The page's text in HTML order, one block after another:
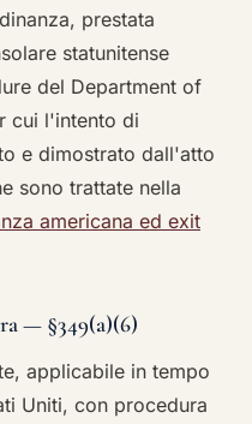
prestata
statunitense
del Department of
cui l'intento di
e dimostrato dall'atto
sono trattate nella
americana ed exit
— §349(a)(6)
applicabile in tempo
Uniti, con procedura